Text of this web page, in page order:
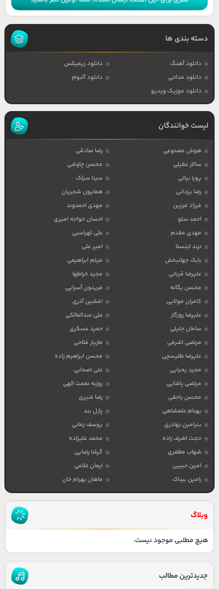
دسته بندی ها
دانلود آهنگ
دانلود ریمیکس
دانلود مداحی
دانلود آلبوم
دانلود موزیک ویدیو
لیست خوانندگان
هوش مصنوعی
رضا صادقی
سالار عقیلی
محسن چاوشی
پویا بیاتی
سینا سرلک
رضا یزدانی
همایون شجریان
فرزاد فرزین
مهدی احمدوند
احمد سلو
احسان خواجه امیری
مهدی مقدم
علی لهراسبی
ترند اینستا
امیر علی
بابک جهانبخش
میثم ابراهیمی
علیرضا قربانی
مجید خراطها
محسن یگانه
فریدون آسرایی
کامران مولایی
افشین آذری
علیرضا روزگار
علی عبدالمالکی
سامان جلیلی
حمید عسکری
مرتضی اشرفی
مازیار فلاحی
علیرضا طلیسچی
محسن ابراهیم زاده
مجید یحیایی
علی اصحابی
مرتضی پاشایی
روزبه نعمت الهی
محسن یاحقی
رضا شیری
بهنام علمشاهی
پازل بند
بنیامین بهادری
یوسف زمانی
حجت اشرف زاده
محمد علیزاده
شهاب مظفری
گرشا رضایی
امین حبیبی
ایمان غلامی
رامین بیباک
ماهان بهرام خان
وبلاگ
هیچ مطلبی موجود نیست.
جدیدترین مطالب